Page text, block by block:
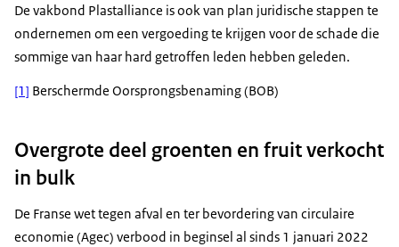
De vakbond Plastalliance is ook van plan juridische stappen te
ondernemen om een vergoeding te krijgen voor de schade die
sommige van haar hard getroffen leden hebben geleden.
[1] Berschermde Oorsprongsbenaming (BOB)
Overgrote deel groenten en fruit verkocht
in bulk
De Franse wet tegen afval en ter bevordering van circulaire
economie (Agec) verbood in beginsel al sinds 1 januari 2022